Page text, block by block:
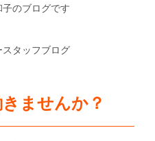
のブログです
タッフブログ
ませんか？